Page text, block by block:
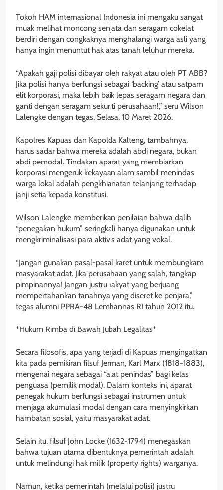
Tokoh HAM internasional Indonesia ini mengaku sangat
muak melihat moncong senjata dan seragam cokelat
berdiri dengan congkaknya menghalangi warga asli yang
hanya ingin menuntut hak atas tanah leluhur mereka.
“Apakah gaji polisi dibayar oleh rakyat atau oleh PT ABB?
Jika polisi hanya berfungsi sebagai ‘backing’ atau satpam
elit korporasi, maka lebih baik lepas seragam negara dan
ganti dengan seragam sekuriti perusahaan!,” seru Wilson
Lalengke dengan tegas, Selasa, 10 Maret 2026.
Kapolres Kapuas dan Kapolda Kalteng, tambahnya,
harus sadar bahwa mereka adalah abdi negara, bukan
abdi pemodal. Tindakan aparat yang membiarkan
korporasi mengeruk kekayaan alam sambil menindas
warga lokal adalah pengkhianatan telanjang terhadap
janji setia kepada konstitusi.
Wilson Lalengke memberikan penilaian bahwa dalih
“penegakan hukum” seringkali hanya digunakan untuk
mengkriminalisasi para aktivis adat yang vokal.
“Jangan gunakan pasal-pasal karet untuk membungkam
masyarakat adat. Jika perusahaan yang salah, tangkap
pimpinannya! Jangan justru rakyat yang berjuang
mempertahankan tanahnya yang diseret ke penjara,”
tegas alumni PPRA-48 Lemhannas RI tahun 2012 itu.
*Hukum Rimba di Bawah Jubah Legalitas*
Secara filosofis, apa yang terjadi di Kapuas mengingatkan
kita pada pemikiran filsuf Jerman, Karl Marx (1818-1883),
mengenai negara sebagai “alat penindas” bagi kelas
penguasa (pemilik modal). Dalam konteks ini, aparat
penegak hukum berfungsi sebagai instrumen untuk
menjaga akumulasi modal dengan cara menyingkirkan
hambatan sosial, yaitu masyarakat adat.
Selain itu, filsuf John Locke (1632-1794) menegaskan
bahwa tujuan utama dibentuknya pemerintah adalah
untuk melindungi hak milik (property rights) warganya.
Namun, ketika pemerintah (melalui polisi) justru